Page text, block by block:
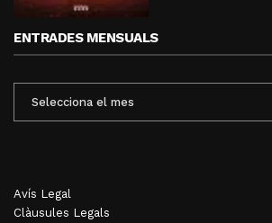
ENTRADES MENSUALS
MENSUALS
Avís Legal
Clàusules Legals